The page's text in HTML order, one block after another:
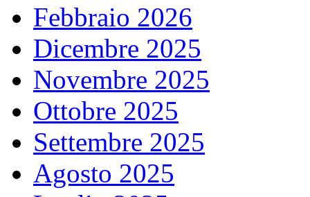
Febbraio 2026
Dicembre 2025
Novembre 2025
Ottobre 2025
Settembre 2025
Agosto 2025